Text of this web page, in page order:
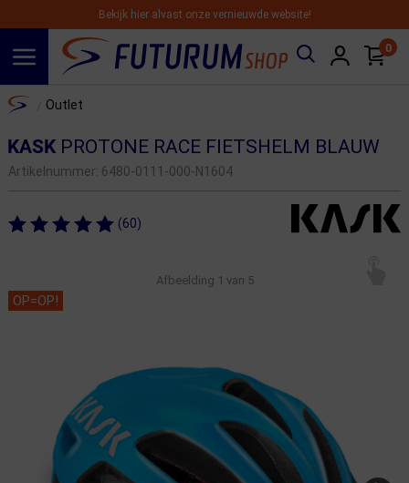
Bekijk hier alvast onze vernieuwde website!
0
Home Outlet
KASKPROTONE RACE FIETSHELM BLAUW
Artikelnummer: 6480-0111-000-N1604
(60)
Afbeelding 1 van 5
OP=OP!